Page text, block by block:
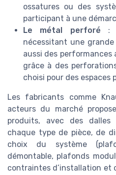
ossatures ou des
participant à une
Le métal perforé :
nécessitant une
aussi des
grâce à des
choisi pour des espaces
Les fabricants comme
acteurs du marché
produits, avec des dalles
chaque type de pièce, de
choix du système
démontable, plafonds
contraintes d’installation et